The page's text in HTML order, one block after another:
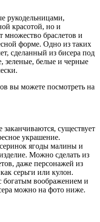
рукодельницами,
красотой, но и
множество браслетов и
форме. Одно из таких
сделанный из бисера под
зеленые, белые и черные
вы можете посмотреть на
существует
украшение.
ягоды малины и
Можно сделать из
даже персонажей из
серьги или кулон.
богатым воображением и
можно на фото ниже.